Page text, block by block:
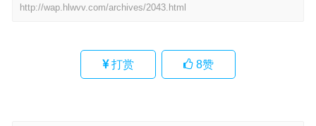
http://wap.hlwvv.com/archives/2043.html
打赏 8赞